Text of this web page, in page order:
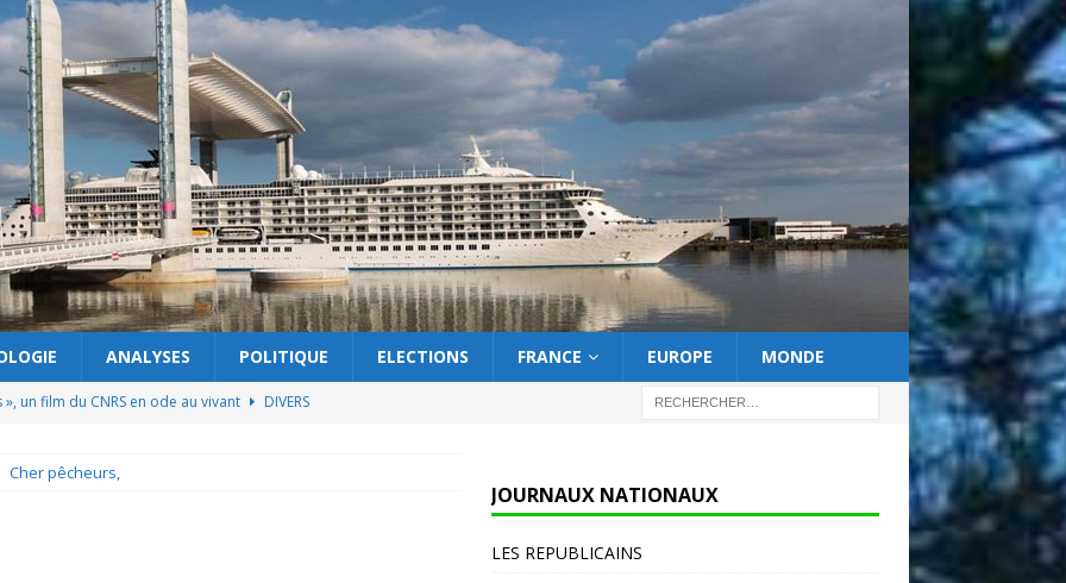
ANALYSES POLITIQUE ELECTIONS FRANCE EUROPE MONDE
», un film du CNRS en ode au vivant
DIVERS
lobbys protègent… l’intérêt général
Cher pêcheurs,
JOURNAUX NATIONAUX
LES REPUBLICAINS